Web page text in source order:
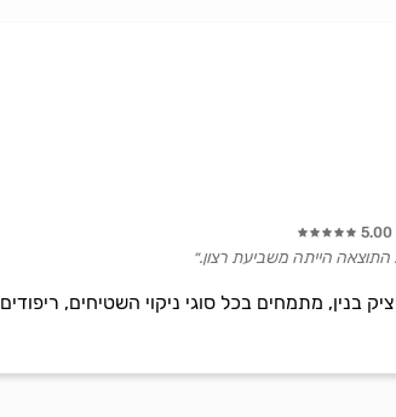
בנין, מתמחים בכל סוגי ניקוי השטיחים,
5.00
התוצאה הייתה משביעת רצון.״